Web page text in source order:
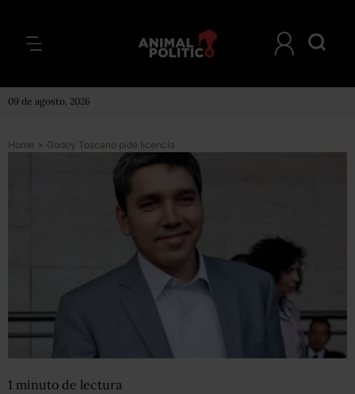
09 de agosto, 2026
Home > Godoy Toscano pide licencia
1 minuto de lectura